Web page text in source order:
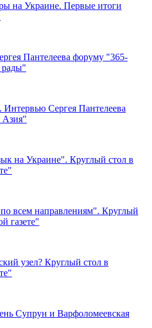
на Украине. Первые итоги
Пантелеева форуму "365-
рады"
Интервью Сергея Пантелеева
Азия"
на Украине". Круглый стол в
всем направлениям". Круглый
газете"
узел? Круглый стол в
Супрун и Варфоломеевская